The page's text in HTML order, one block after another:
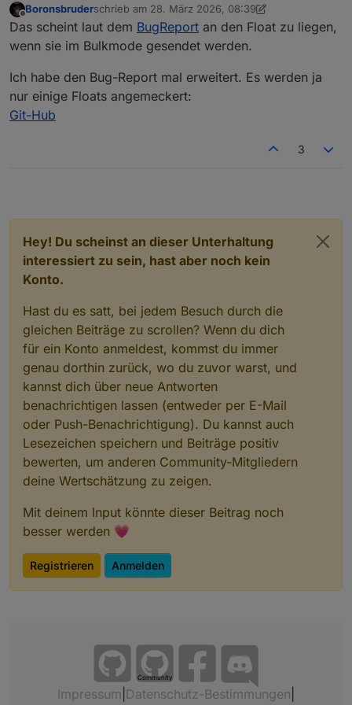
2026-03-27 19:36:35.120  -
2026-03-27 19:36:35.123  -
Offline
Boronsbruderschrieb am 28. März 2026, 08:39
zuletzt editiert von Boronsbruder
Das scheint laut dem BugReport an den Float zu liegen,
wenn sie im Bulkmode gesendet werden.
Ich habe den Bug-Report mal erweitert. Es werden ja
nur einige Floats angemeckert:
Git-Hub
3
Hey! Du scheinst an dieser Unterhaltung
interessiert zu sein, hast aber noch kein
Konto.
Hast du es satt, bei jedem Besuch durch die
gleichen Beiträge zu scrollen? Wenn du dich
für ein Konto anmeldest, kommst du immer
genau dorthin zurück, wo du zuvor warst, und
kannst dich über neue Antworten
benachrichtigen lassen (entweder per E-Mail
oder Push-Benachrichtigung). Du kannst auch
Lesezeichen speichern und Beiträge positiv
bewerten, um anderen Community-Mitgliedern
deine Wertschätzung zu zeigen.
Mit deinem Input könnte dieser Beitrag noch
besser werden 💗
Registrieren Anmelden
Community
Impressum Datenschutz-Bestimmungen